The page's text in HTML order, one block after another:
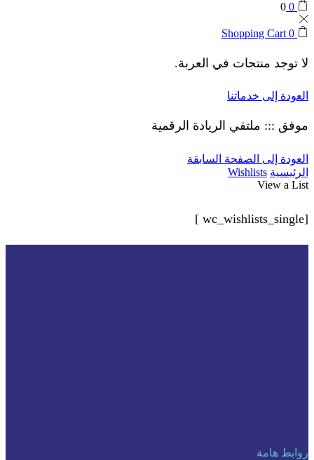
0
0
0
Shopping Cart
لا توجد منتجات في العربة.
العودة إلى خدماتنا
موفق ::: ملتقي الريادة الرقمية
العودة إلى الصفحة السابقة
الرئيسية Wishlists
View a List
[wc_wishlists_single ]
روابط هامة